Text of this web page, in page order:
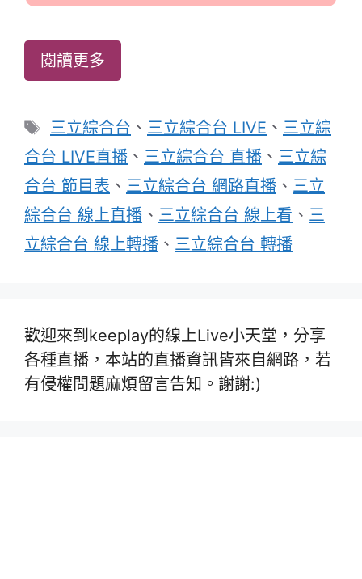
閱讀更多
標
籤
三立綜合台 、 三立綜合台 LIVE 、 三立綜
合台 LIVE直播 、 三立綜合台 直播 、 三立綜
合台 節目表 、 三立綜合台 網路直播 、 三立
綜合台 線上直播 、 三立綜合台 線上看 、 三
立綜合台 線上轉播 、 三立綜合台 轉播
歡迎來到keeplay的線上Live小天堂，分享
各種直播，本站的直播資訊皆來自網路，若
有侵權問題麻煩留言告知。謝謝:)